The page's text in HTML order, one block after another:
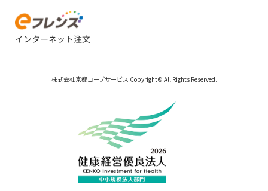
株式会社京都コープサービス Copyright© All Rights Reserved.